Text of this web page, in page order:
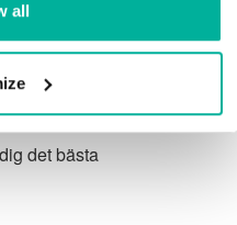
all
dina
lär oss av din
förbättra våra
det bästa